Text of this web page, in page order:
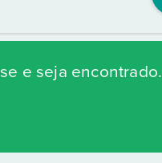
e seja encontrado.